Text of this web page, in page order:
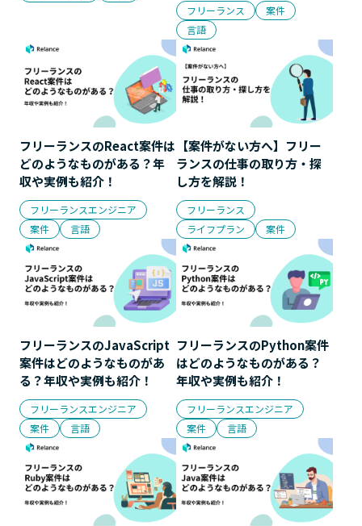
フリーランス
案件
言語
フリーランスのReact案件は
どのようなものがある？年
収や実例も紹介！
フリーランスエンジニア
案件
言語
【案件がない方へ】フリー
ランスの仕事の取り方・探
し方を解説！
フリーランス
ライフプラン
案件
フリーランスのJavaScript
案件はどのようなものがあ
る？年収や実例も紹介！
フリーランスエンジニア
案件
言語
フリーランスのPython案件
はどのようなものがある？
年収や実例も紹介！
フリーランスエンジニア
案件
言語